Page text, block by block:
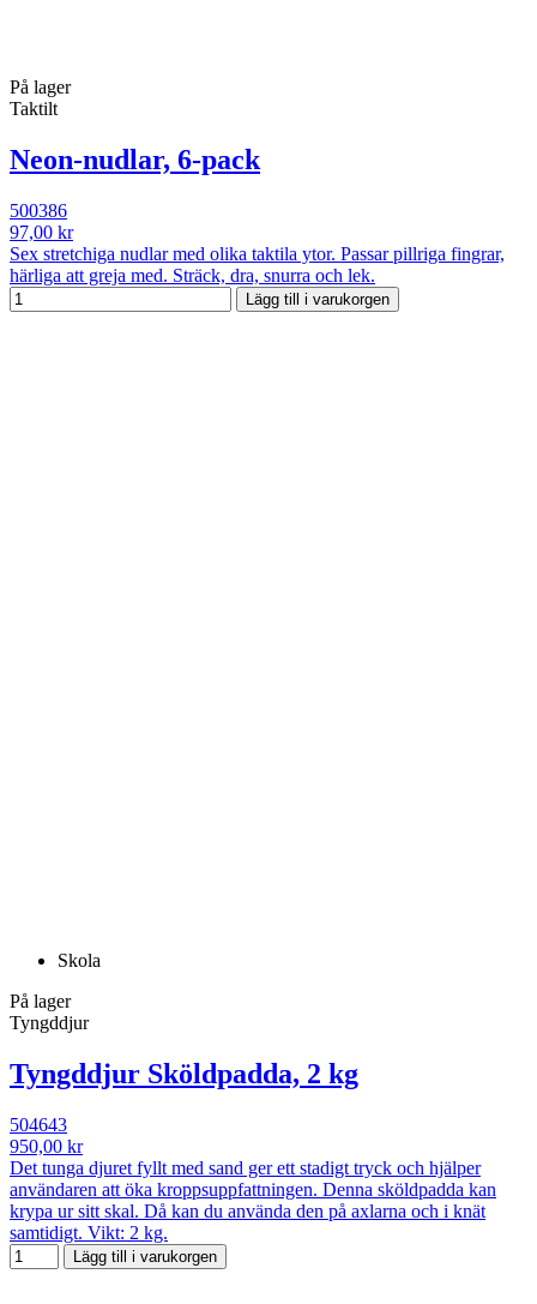
På lager
Taktilt
Neon-nudlar, 6-pack
500386
97,00 kr
Sex stretchiga nudlar med olika taktila ytor. Passar pillriga fingrar,
härliga att greja med. Sträck, dra, snurra och lek.
Lägg till i varukorgen
Skola
På lager
Tyngddjur
Tyngddjur Sköldpadda, 2 kg
504643
950,00 kr
Det tunga djuret fyllt med sand ger ett stadigt tryck och hjälper
användaren att öka kroppsuppfattningen. Denna sköldpadda kan
krypa ur sitt skal. Då kan du använda den på axlarna och i knät
samtidigt. Vikt: 2 kg.
Lägg till i varukorgen